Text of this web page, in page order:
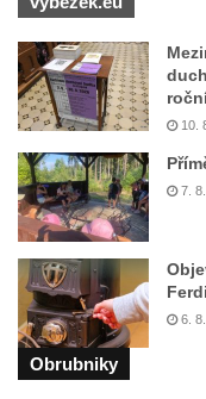
Křečanech
Budova fary ve
Skalní sklípky v
Dům č.p. 208/80 v
Dům č.p. 97/85 v
Dům č.p. 96/87 v
Dům č.p. 94/91 v
Dům č.p. 91/97 v
Dům č.p. 90/99 v
10.
7.
6.
Obrubniky